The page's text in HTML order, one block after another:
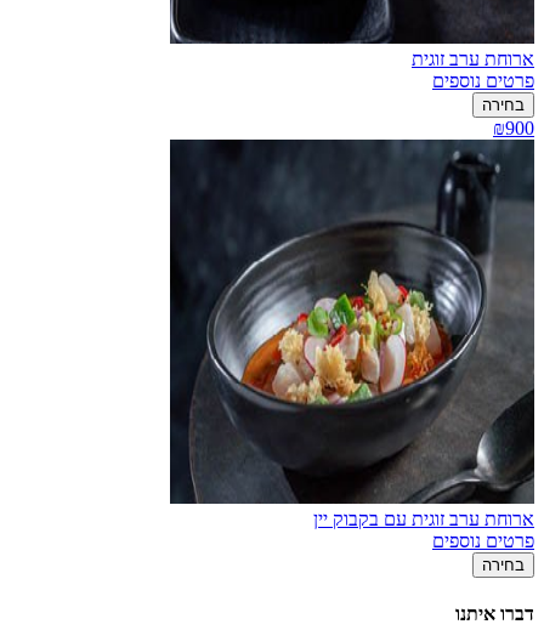
ארוחת ערב זוגית
פרטים נוספים
בחירה
₪900
ארוחת ערב זוגית עם בקבוק יין
פרטים נוספים
בחירה
דברו איתנו